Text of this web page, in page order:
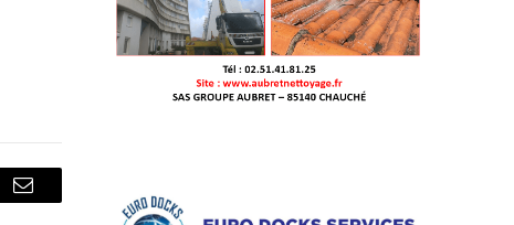
Courriel